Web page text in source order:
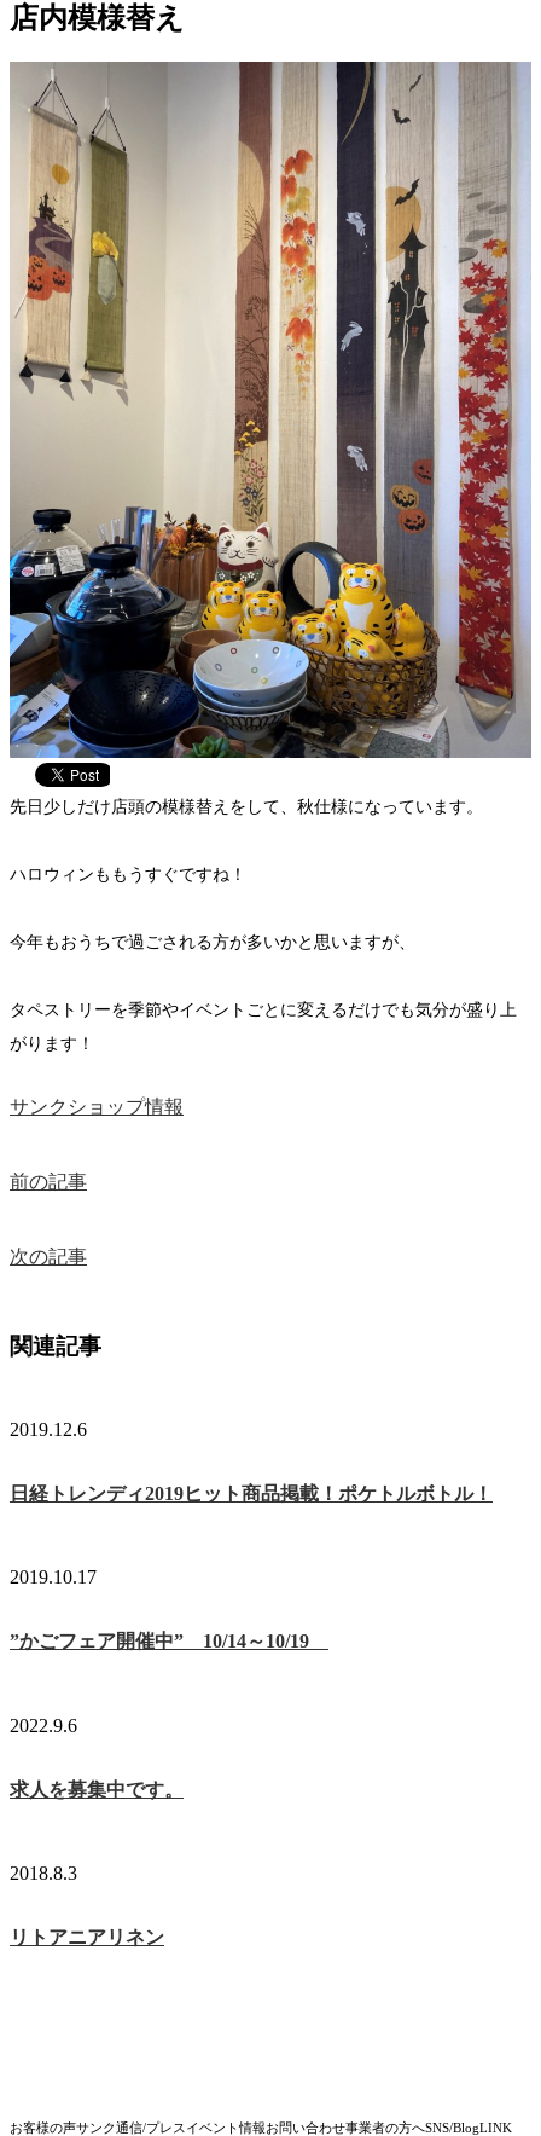
店内模様替え
先日少しだけ店頭の模様替えをして、秋仕様になっています。
ハロウィンももうすぐですね！
今年もおうちで過ごされる方が多いかと思いますが、
タペストリーを季節やイベントごとに変えるだけでも気分が盛り上
がります！
サンクショップ情報
前の記事
次の記事
関連記事
2019.12.6
日経トレンディ2019ヒット商品掲載！ポケトルボトル！
2019.10.17
”かごフェア開催中” 10/14～10/19
2022.9.6
求人を募集中です。
2018.8.3
リトアニアリネン
お客様の声サンク通信/プレス イベント情報お問い合わせ事業者の方へSNS/BlogLINK